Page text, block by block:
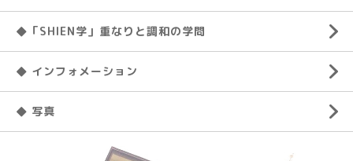
◆「SHIEN学」重なりと調和の学問
◆ インフォメーション
◆ 写真